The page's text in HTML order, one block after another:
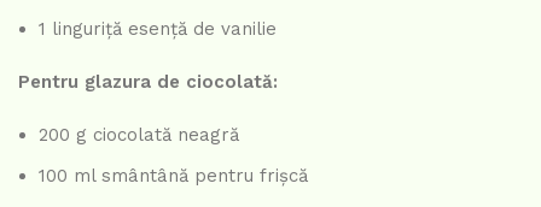
1 linguriță esență de vanilie
Pentru glazura de ciocolată:
200 g ciocolată neagră
100 ml smântână pentru frișcă